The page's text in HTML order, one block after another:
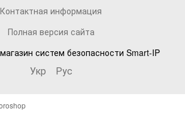
Контактная информация
Полная версия сайта
магазин систем безопасности Smart-IP
Укр Рус